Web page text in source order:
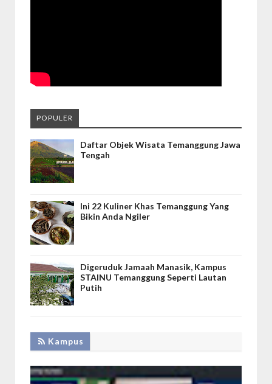
POPULER
Daftar Objek Wisata Temanggung Jawa
Tengah
Ini 22 Kuliner Khas Temanggung Yang
Bikin Anda Ngiler
Digeruduk Jamaah Manasik, Kampus
STAINU Temanggung Seperti Lautan
Putih
Kampus